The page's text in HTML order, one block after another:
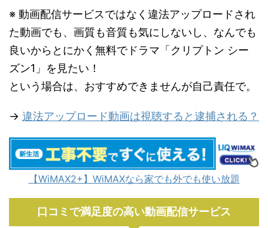
※ 動画配信サービスではなく違法アップロードされ
た動画でも、画質も音質も気にしないし、なんでも
良いからとにかく無料でドラマ「クリプトン シー
ズン1」を見たい！
という場合は、おすすめできませんが自己責任で。
→ 違法アップロード動画は視聴すると逮捕される？
【WiMAX2+】WiMAXなら家でも外でも使い放題
口コミで満足度の高い動画配信サービス